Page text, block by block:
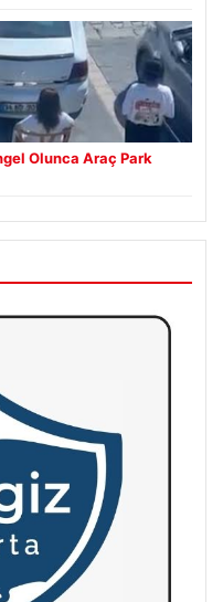
Olunca Araç Park